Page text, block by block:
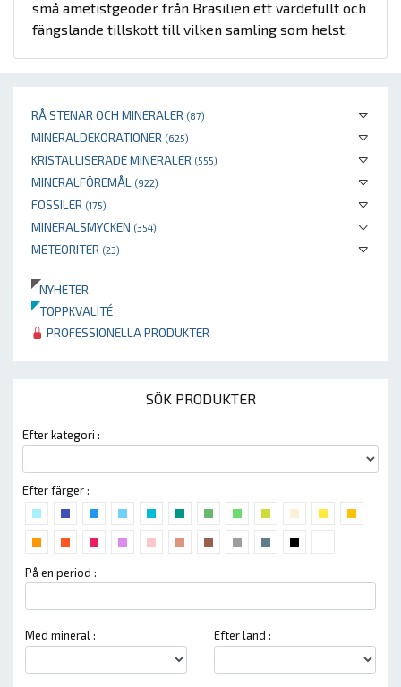
RÅ STENAR OCH MINERALER (87)
MINERALDEKORATIONER (625)
KRISTALLISERADE MINERALER (555)
MINERALFÖREMÅL (922)
FOSSILER (175)
MINERALSMYCKEN (354)
METEORITER (23)
NYHETER
TOPPKVALITÉ
PROFESSIONELLA PRODUKTER
SÖK PRODUKTER
Efter kategori :
Efter färger :
På en period :
Med mineral : Efter land :
små ametistgeoder från Brasilien ett värdefullt och
fängslande tillskott till vilken samling som helst.